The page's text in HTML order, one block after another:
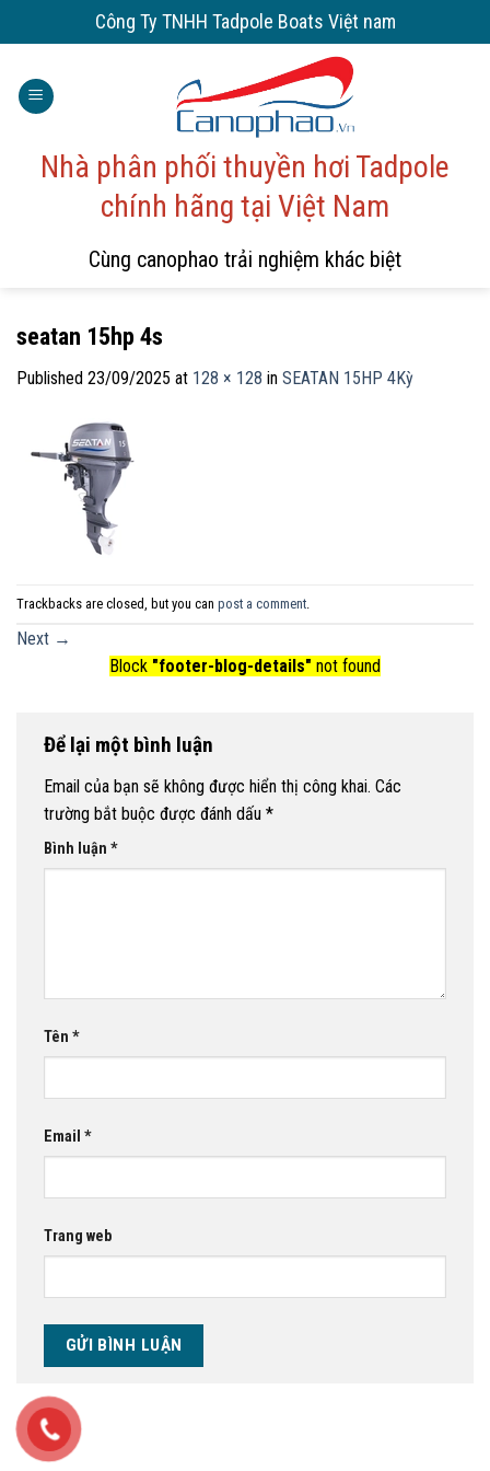
to
Công Ty TNHH Tadpole Boats Việt nam
Nhà phân phối thuyền hơi Tadpole
chính hãng tại Việt Nam
Cùng canophao trải nghiệm khác biệt
seatan 15hp 4s
Published 23/09/2025 at 128 × 128 in SEATAN 15HP 4Kỳ
Trackbacks are closed, but you can post a comment
Next →
Block "footer-blog-details" not found
Để lại một bình luận
Email của bạn sẽ không được hiển thị công khai. Các
trường bắt buộc được đánh dấu *
Bình luận *
Tên *
Email *
Trang web